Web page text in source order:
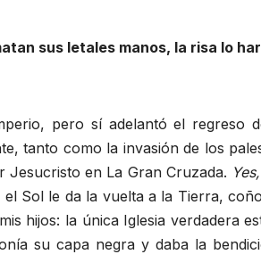
sus letales manos, la risa lo
pero sí adelantó el regreso
tanto como la invasión de los
Jesucristo en La Gran Cruzada.
Sol le da la vuelta a la Tierra,
hijos: la única Iglesia verdadera
su capa negra y daba la